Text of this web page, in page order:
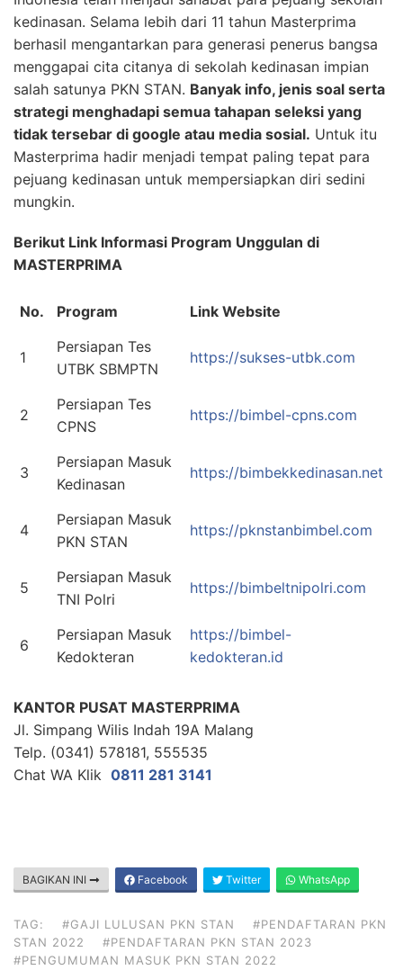
kedinasan. Selama lebih dari 11 tahun Masterprima
berhasil mengantarkan para generasi penerus bangsa
menggapai cita citanya di sekolah kedinasan impian
salah satunya PKN STAN. Banyak info, jenis soal serta
strategi menghadapi semua tahapan seleksi yang
tidak tersebar di google atau media sosial. Untuk itu
Masterprima hadir menjadi tempat paling tepat para
pejuang kedinasan untuk mempersiapkan diri sedini
mungkin.
Berikut Link Informasi Program Unggulan di
MASTERPRIMA
No. Program Link Website
1
Persiapan Tes
UTBK SBMPTN
https://sukses-utbk.com
2
Persiapan Tes
CPNS
https://bimbel-cpns.com
3
Persiapan Masuk
Kedinasan
https://bimbekkedinasan.net
4
Persiapan Masuk
PKN STAN
https://pknstanbimbel.com
5
Persiapan Masuk
TNI Polri
https://bimbeltnipolri.com
6
Persiapan Masuk
Kedokteran
https://bimbel-
kedokteran.id
KANTOR PUSAT MASTERPRIMA
Jl. Simpang Wilis Indah 19A Malang
Telp. (0341) 578181, 555535
Chat WA Klik 0811 281 3141
BAGIKAN INI Facebook Twitter WhatsApp
TAG: #GAJI LULUSAN PKN STAN
#PENDAFTARAN PKN
STAN 2022
#PENDAFTARAN PKN STAN 2023
#PENGUMUMAN MASUK PKN STAN 2022